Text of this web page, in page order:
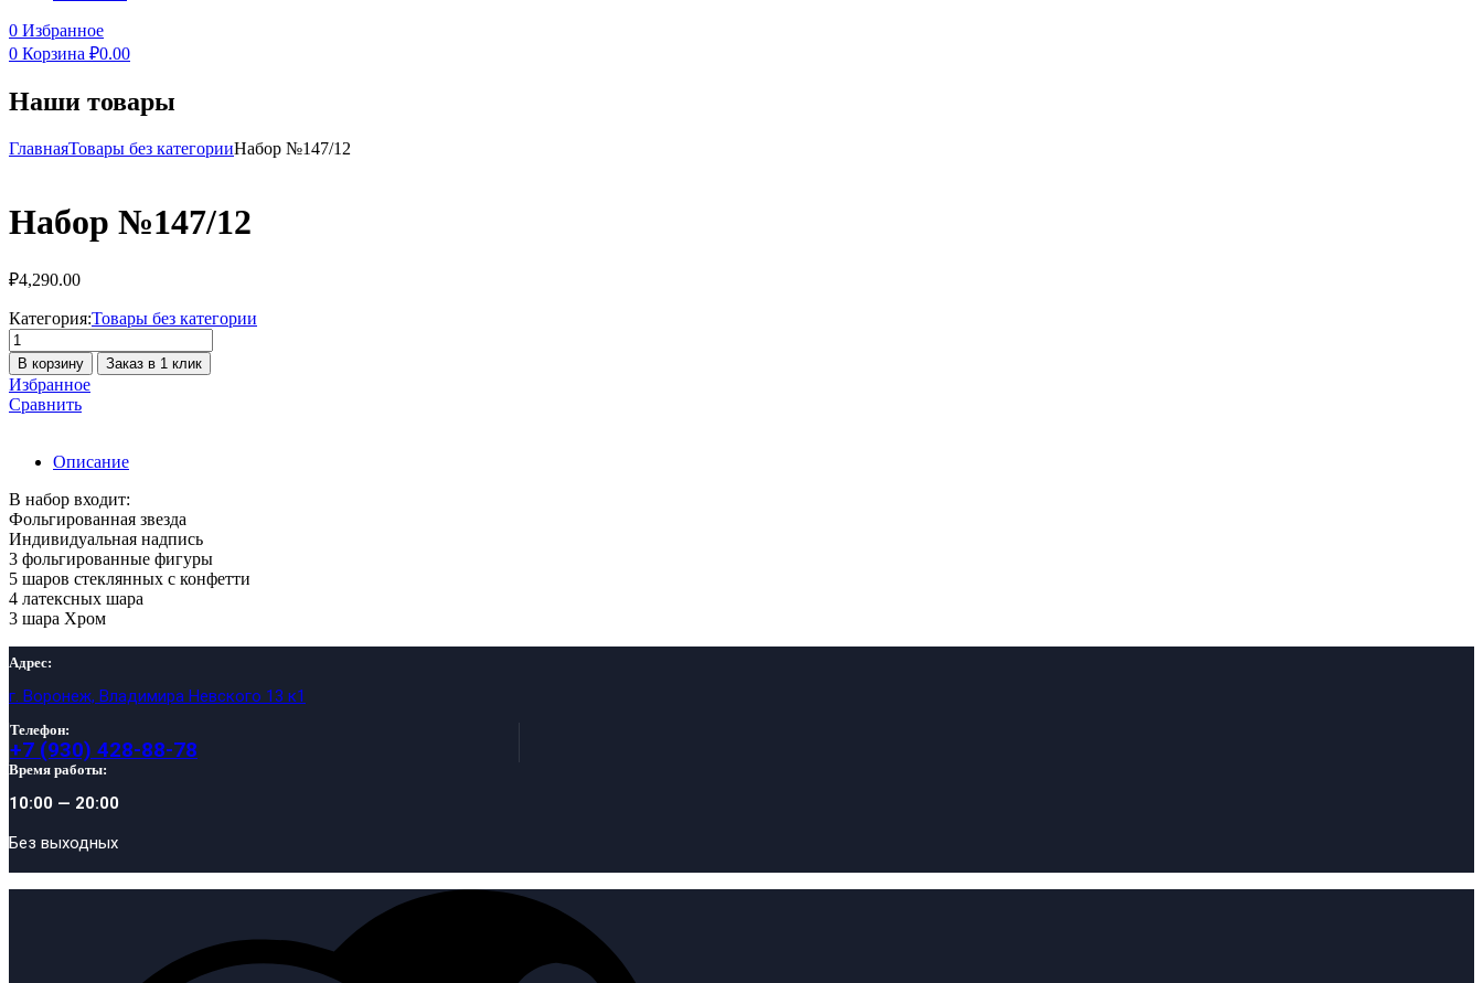
0 Избранное
0 Корзина ₽0.00
Наши товары
ГлавнаяТовары без категорииНабор №147/12
Набор №147/12
₽4,290.00
Категория:Товары без категории
Количество
товара
Набор
№147/12
В корзину Заказ в 1 клик
Избранное
Сравнить
Описание
В набор входит:
Фольгированная звезда
Индивидуальная надпись
3 фольгированные фигуры
5 шаров стеклянных с конфетти
4 латексных шара
3 шара Хром
Адрес:
г. Воронеж, Владимира Невского 13 к1
Телефон:
+7 (930) 428-88-78
Время работы:
10:00 — 20:00
Без выходных